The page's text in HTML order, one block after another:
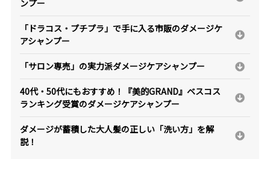
ンプー
「ドラコス・プチプラ」で手に入る市販のダメージケ
アシャンプー
「サロン専売」の実力派ダメージケアシャンプー
40代・50代にもおすすめ！『美的GRAND』ベスコス
ランキング受賞のダメージケアシャンプー
ダメージが蓄積した大人髪の正しい「洗い方」を解
説！